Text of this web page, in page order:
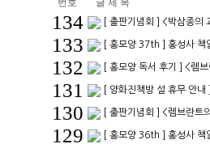
번호 글 제 목
134 [ 출판기념회 ] <박삼종의
133 [ 홍모양 37th ] 홍성사 책
132 [ 홍모양 독서 후기 ] <렘
131 [ 양화진책방 설 휴무 안내 ]
130 [ 출판기념회 ] <렘브란트
129 [ 홍모양 36th ] 홍성사 책